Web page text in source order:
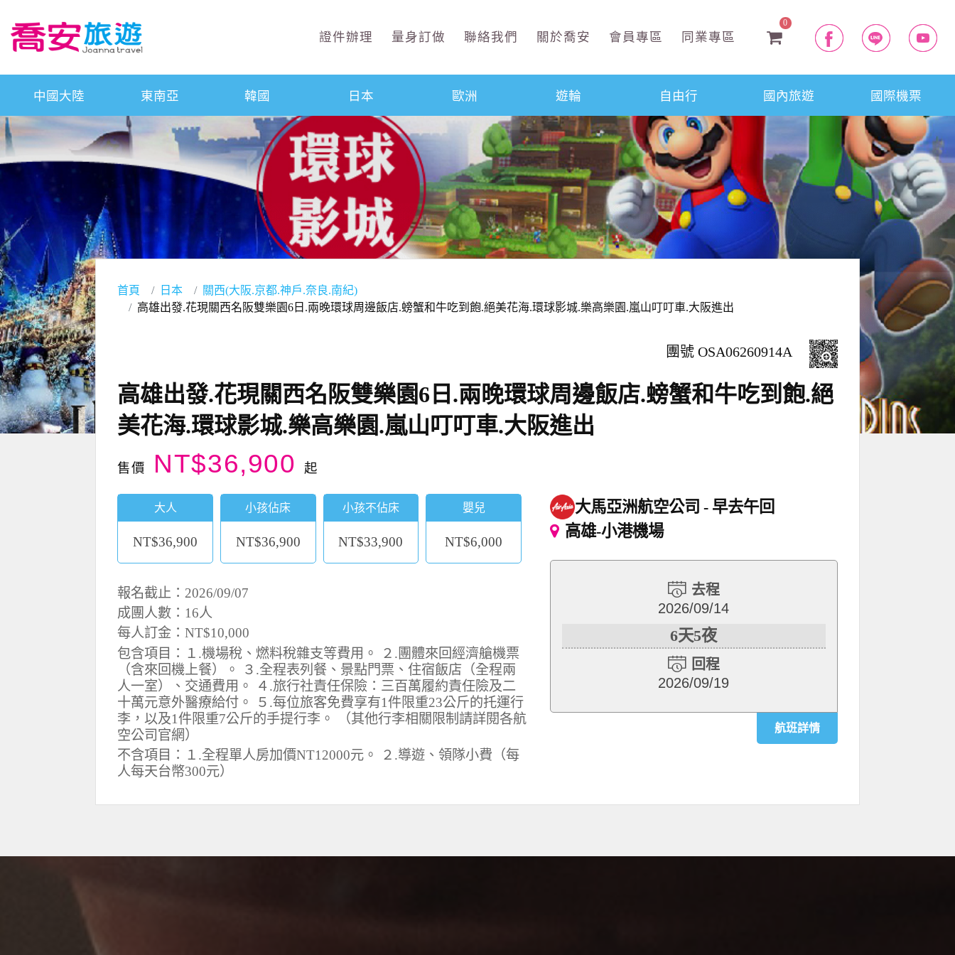
證件辦理 量身訂做 聯絡我們 關於喬安 會員專區 同業專區
0
中國大陸 東南亞 韓國 日本 歐洲 遊輪 自由行 國內旅遊 國際機票
首頁 日本
關西(大阪.京都.神戶.奈良.南紀)
高雄出發.花現關西名阪雙樂園6日.兩晚環球周邊飯店.螃蟹和牛吃到飽.絕美花海.環球影城.樂高樂園.嵐山叮叮車.大阪進出
團號 OSA06260914A
高雄出發.花現關西名阪雙樂園6日.兩晚環球周邊飯店.螃蟹和牛吃到飽.絕
美花海.環球影城.樂高樂園.嵐山叮叮車.大阪進出
售價 NT$36,900起
大人
NT$36,900
小孩佔床
NT$36,900
小孩不佔床
NT$33,900
嬰兒
NT$6,000
報名截止：2026/09/07
成團人數：16人
每人訂金：NT$10,000
包含項目：１.機場稅、燃料稅雜支等費用。 ２.團體來回經濟艙機票
（含來回機上餐）。 ３.全程表列餐、景點門票、住宿飯店（全程兩
人一室）、交通費用。 ４.旅行社責任保險：三百萬履約責任險及二
十萬元意外醫療給付。 ５.每位旅客免費享有1件限重23公斤的托運行
李，以及1件限重7公斤的手提行李。 （其他行李相關限制請詳閱各航
空公司官網）
不含項目：１.全程單人房加價NT12000元。 ２.導遊、領隊小費（每
人每天台幣300元）
大馬亞洲航空公司
早去午回
高雄-小港機場
去程
2026/09/14
6天5夜
回程
2026/09/19
航班詳情